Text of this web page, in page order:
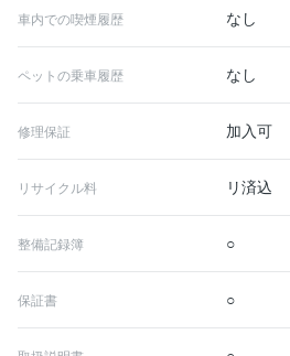
車内での喫煙履歴 なし
ペットの乗車履歴 なし
修理保証 加入可
リサイクル料 リ済込
整備記録簿 ○
保証書 ○